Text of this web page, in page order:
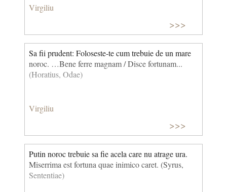
Virgiliu
>>>
Sa fii prudent: Foloseste-te cum trebuie de un mare
noroc. …Bene ferre magnam / Disce fortunam...
(Horatius, Odae)
Virgiliu
>>>
Putin noroc trebuie sa fie acela care nu atrage ura.
Miserrima est fortuna quae inimico caret. (Syrus,
Sententiae)